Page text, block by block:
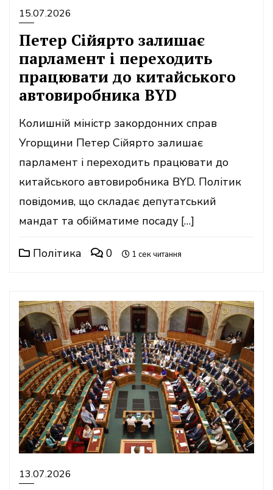
15.07.2026
Петер Сійярто залишає
парламент і переходить
працювати до китайського
автовиробника BYD
Колишній міністр закордонних справ
Угорщини Петер Сійярто залишає
парламент і переходить працювати до
китайського автовиробника BYD. Політик
повідомив, що складає депутатський
мандат та обійматиме посаду […]
Політика 0 1 сек читання
13.07.2026